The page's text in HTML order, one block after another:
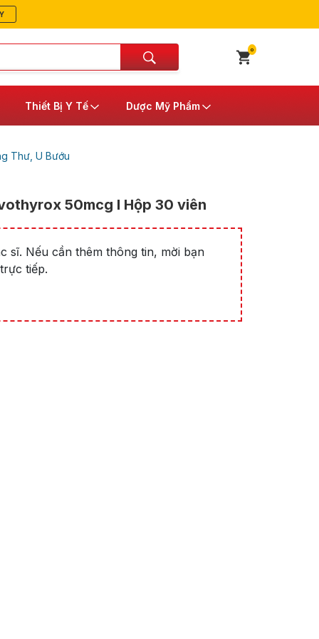
0
Thiết Bị Y Tế Dược Mỹ Phẩm
Thư, U Bướu
50mcg l Hộp 30 viên
sĩ. Nếu cần thêm thông tin, mời bạn
tiếp.